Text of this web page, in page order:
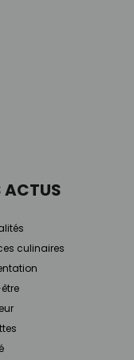
ACTUS
culinaires